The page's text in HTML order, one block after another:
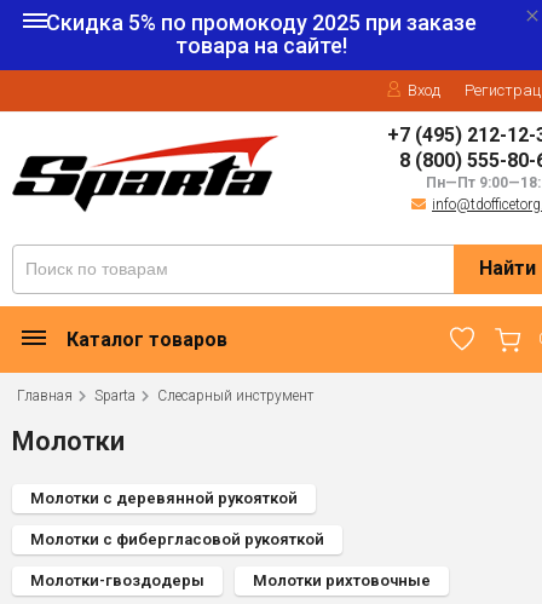
Скидка 5% по промокоду 2025 при заказе
товара на сайте!
Вход
+7 (495) 212-12-
8 (800) 555-80-
Пн—Пт
Найти
Каталог товаров
Главная Sparta Слесарный инструмент
Молотки
Молотки с деревянной рукояткой
Молотки с фибергласовой рукояткой
Молотки-гвоздодеры Молотки рихтовочные